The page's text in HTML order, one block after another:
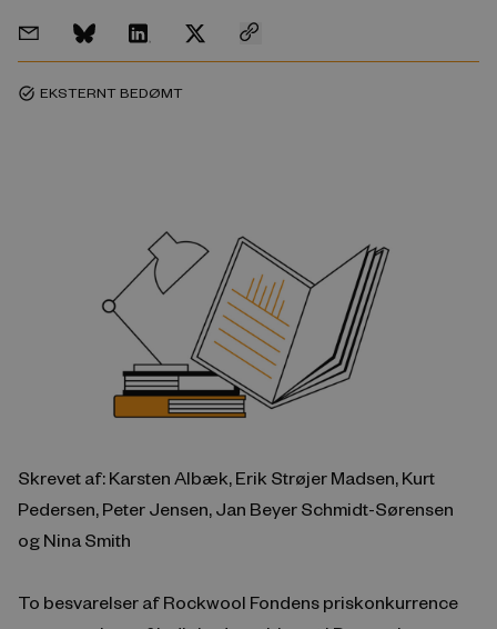
task_alt EKSTERNT BEDØMT
Skrevet af: Karsten Albæk, Erik Strøjer Madsen, Kurt
Pedersen, Peter Jensen, Jan Beyer Schmidt-Sørensen
og Nina Smith
To besvarelser af Rockwool Fondens priskonkurrence